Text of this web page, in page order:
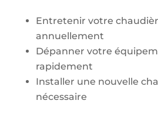
Entretenir votre
annuellement
Dépanner votre
rapidement
Installer une nouvelle
nécessaire